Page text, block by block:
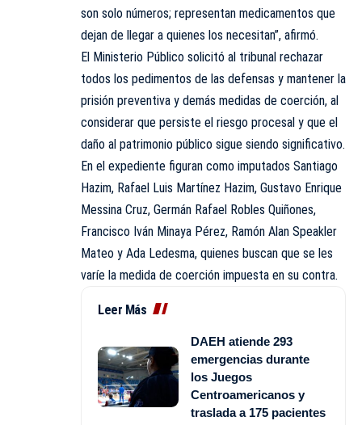
son solo números; representan medicamentos que
dejan de llegar a quienes los necesitan”, afirmó.
El Ministerio Público solicitó al tribunal rechazar
todos los pedimentos de las defensas y mantener la
prisión preventiva y demás medidas de coerción, al
considerar que persiste el riesgo procesal y que el
daño al patrimonio público sigue siendo significativo.
En el expediente figuran como imputados Santiago
Hazim, Rafael Luis Martínez Hazim, Gustavo Enrique
Messina Cruz, Germán Rafael Robles Quiñones,
Francisco Iván Minaya Pérez, Ramón Alan Speakler
Mateo y Ada Ledesma, quienes buscan que se les
varíe la medida de coerción impuesta en su contra.
Leer Más
DAEH atiende 293
emergencias durante
los Juegos
Centroamericanos y
traslada a 175 pacientes